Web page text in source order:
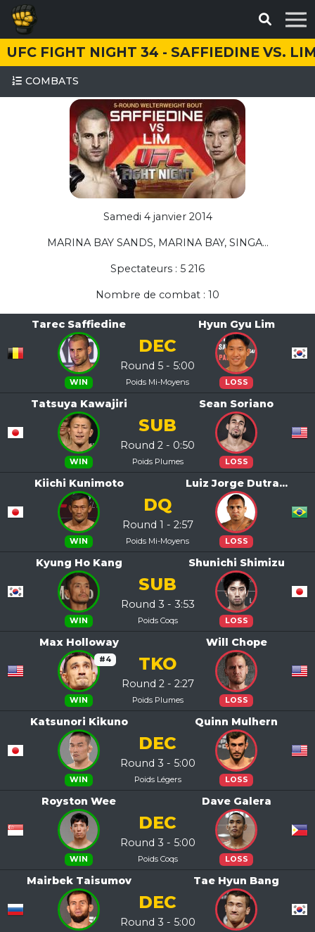
UFC FIGHT NIGHT 34 - SAFFIEDINE VS.
COMBATS
Samedi 4 janvier 2014
MARINA BAY SANDS, MARINA BAY, SINGA...
Spectateurs : 5 216
Nombre de combat : 10
Tarec Saffiedine
WIN
Hyun Gyu Lim
LOSS
DEC
Round 5 - 5:00
Poids Mi-Moyens
Tatsuya Kawajiri
WIN
Sean Soriano
LOSS
SUB
Round 2 - 0:50
Poids Plumes
Kiichi Kunimoto
WIN
Luiz Jorge Dutra...
LOSS
DQ
Round 1 - 2:57
Poids Mi-Moyens
Kyung Ho Kang
WIN
Shunichi Shimizu
LOSS
SUB
Round 3 - 3:53
Poids Coqs
Max Holloway
#4
WIN
Will Chope
LOSS
TKO
Round 2 - 2:27
Poids Plumes
Katsunori Kikuno
WIN
Quinn Mulhern
LOSS
DEC
Round 3 - 5:00
Poids Légers
Royston Wee
WIN
Dave Galera
LOSS
DEC
Round 3 - 5:00
Poids Coqs
Mairbek Taisumov Tae Hyun Bang
DEC
Round 3 - 5:00